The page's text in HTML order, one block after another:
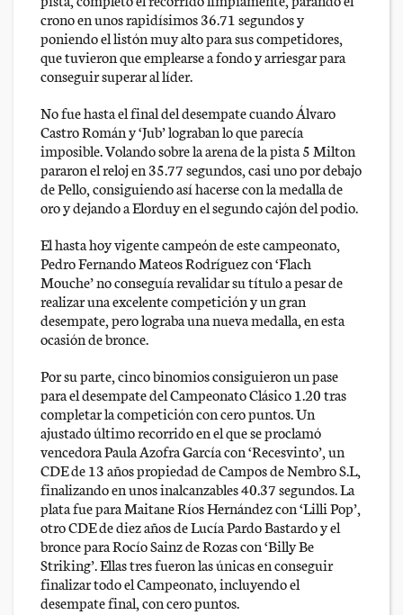
crono en unos rapidísimos 36.71 segundos y
poniendo el listón muy alto para sus competidores,
que tuvieron que emplearse a fondo y arriesgar para
conseguir superar al líder.
No fue hasta el final del desempate cuando Álvaro
Castro Román y ‘Jub’ lograban lo que parecía
imposible. Volando sobre la arena de la pista 5 Milton
pararon el reloj en 35.77 segundos, casi uno por debajo
de Pello, consiguiendo así hacerse con la medalla de
oro y dejando a Elorduy en el segundo cajón del podio.
El hasta hoy vigente campeón de este campeonato,
Pedro Fernando Mateos Rodríguez con ‘Flach
Mouche’ no conseguía revalidar su título a pesar de
realizar una excelente competición y un gran
desempate, pero lograba una nueva medalla, en esta
ocasión de bronce.
Por su parte, cinco binomios consiguieron un pase
para el desempate del Campeonato Clásico 1.20 tras
completar la competición con cero puntos. Un
ajustado último recorrido en el que se proclamó
vencedora Paula Azofra García con ‘Recesvinto’, un
CDE de 13 años propiedad de Campos de Nembro S.L,
finalizando en unos inalcanzables 40.37 segundos. La
plata fue para Maitane Ríos Hernández con ‘Lilli Pop’,
otro CDE de diez años de Lucía Pardo Bastardo y el
bronce para Rocío Sainz de Rozas con ‘Billy Be
Striking’. Ellas tres fueron las únicas en conseguir
finalizar todo el Campeonato, incluyendo el
desempate final, con cero puntos.